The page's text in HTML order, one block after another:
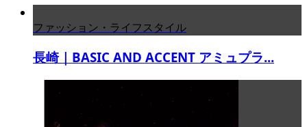
ファッション・ライフスタイル
長崎｜BASIC AND ACCENT アミュプラ...